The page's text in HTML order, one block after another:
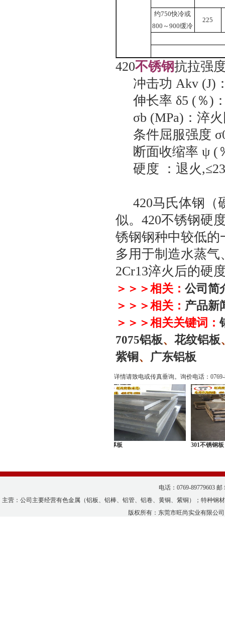
约750快冷或
800～900缓冷
225
420不锈钢抗拉强
冲击功 Akv (J)
伸长率 δ5 (％)
σb (MPa)：淬火
条件屈服强度
断面收缩率 ψ (
硬度 ：退火
420马氏体钢（
似。420不锈钢硬
锈钢钢种中较低的
多用于制造水蒸
2Cr13淬火后的硬
＞＞＞相关： 公司简
＞＞＞相关： 产品新
＞＞＞相关关键词：
7075铝板、 花纹铝板
紫铜、 广东铝板
详情请致电或传真垂询。询价电话：
301不锈钢板
电话：0769-89779603
主营：公司主要经营有色金属（铝板、铝棒、铝管、铝卷、黄铜、紫铜）；特种
版权所有： 东莞市旺尚实业有限公司